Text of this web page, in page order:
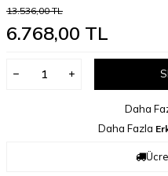
13.536,00TL
6.768,00 TL
Daha
Daha Fazla